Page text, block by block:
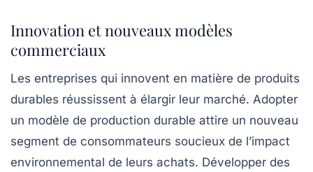
Innovation et nouveaux modèles
commerciaux
Les entreprises qui innovent en matière de produits
durables réussissent à élargir leur marché. Adopter
un modèle de production durable attire un nouveau
segment de consommateurs soucieux de l’impact
environnemental de leurs achats. Développer des